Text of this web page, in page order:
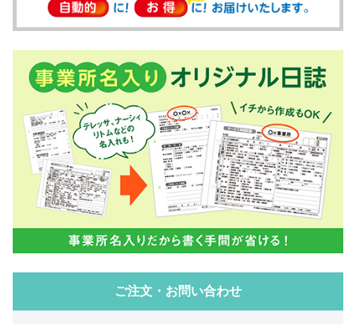
ご注文・お問い合わせ